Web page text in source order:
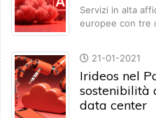
Servizi in alta
europee con tre
21-01-2021
Irideos nel
sostenibilità
data center